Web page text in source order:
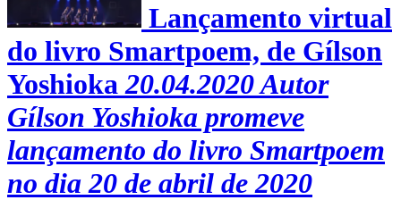
Lançamento virtual
do livro Smartpoem, de Gílson
Yoshioka 20.04.2020Autor
Gílson Yoshioka promeve
lançamento do livro Smartpoem
no dia 20 de abril de 2020